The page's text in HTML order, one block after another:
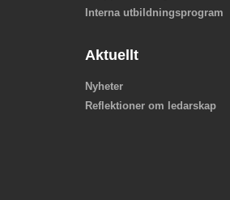
Interna utbildningsprogram
Aktuellt
Nyheter
Reflektioner om ledarskap